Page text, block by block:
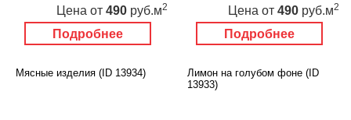
Подробнее
Цена от 490 руб.м2
Подробнее
Цена от 490 руб.м2
Мясные изделия (ID 13934)
Лимон на голубом фоне (ID
13933)